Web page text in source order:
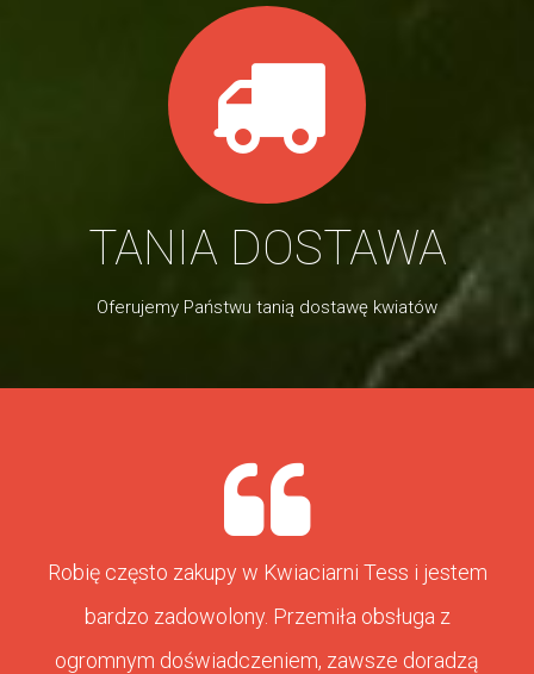
TANIA DOSTAWA
Oferujemy Państwu tanią dostawę kwiatów
Robię często zakupy w Kwiaciarni Tess i jestem
bardzo zadowolony. Przemiła obsługa z
ogromnym doświadczeniem, zawsze doradzą